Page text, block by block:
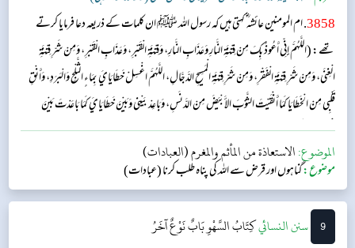
3858. ام المومنین عائشہ‬ ؓ ک‬ہتی ہیں کہ رسول اللہ ﷺ ان کلمات کے ذریعہ دعا فرمایا کرتے
تھے: (اللَّهُمَّ إِنِّي أَعُوذُ بِكَ مِنْ فِتْنَةِ النَّارِ وَعَذَابِ النَّارِ، وَفِتْنَةِ الْقَبْرِ، وَعَذَابِ الْقَبْرِ، وَمِنْ شَرِّ فِتْنَةِ
الْغِنَى، وَمِنْ شَرِّ فِتْنَةِ الْفَقْرِ، وَمِنْ شَرِّ فِتْنَةِ الْمَسِيحِ الدَّجَّالِ، اللَّهُمَّ اغْسِلْ خَطَايَايَ بِمَاءٍ الثَّلْجِ وَالْبَرَدِ، وَأَنْقِ
قَلْبِي مِنْ الْخَطَايَا كَمَا أَنْقَيْتَ الثَّوْبَ الأَبْيَضَ مِنْ الدَّنَسِ، وَبَاعِدْ بَيْنِي وَبَيْنَ خَطَايَايَ كَمَا بَاعَدْتَ بَيْنَ
الْمَشْرِقِ وَالْم...
الموضوع:الاستعاذة من المأثم والمغرم (العبادات)
موضوع:گناہوں اور قرض سے اللہ کی پناہ طلب کرنا (عبادات)
9 ‌سنن النسائيكِتَابُ السَّهْوِبَابٌ نَوْعٌ آخَرُ